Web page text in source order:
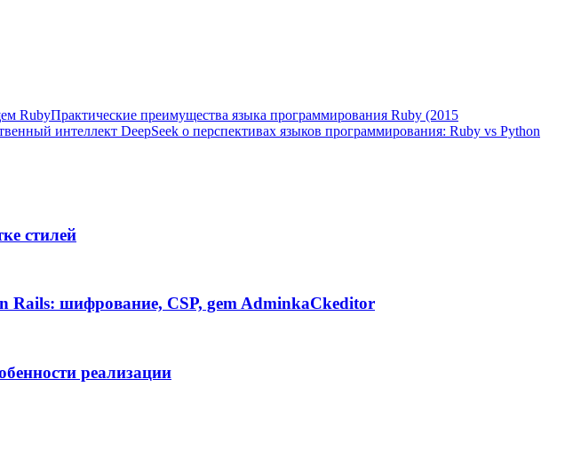
RubyПрактические преимущества языка программирования Ruby (2015
интеллект DeepSeek о перспективах языков программирования: Ruby vs Python
стилей
Rails: шифрование, CSP, gem AdminkaCkeditor
реализации